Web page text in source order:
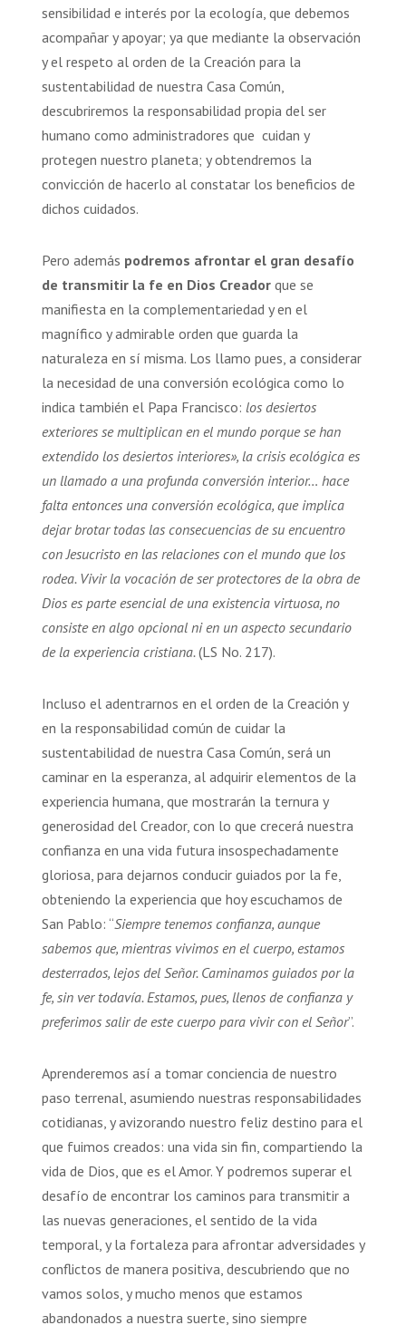
sensibilidad e interés por la ecología, que debemos
acompañar y apoyar; ya que mediante la observación
y el respeto al orden de la Creación para la
sustentabilidad de nuestra Casa Común,
descubriremos la responsabilidad propia del ser
humano como administradores que cuidan y
protegen nuestro planeta; y obtendremos la
convicción de hacerlo al constatar los beneficios de
dichos cuidados.
Pero además podremos afrontar el gran desafío
de transmitir la fe en Dios Creador que se
manifiesta en la complementariedad y en el
magnífico y admirable orden que guarda la
naturaleza en sí misma. Los llamo pues, a considerar
la necesidad de una conversión ecológica como lo
indica también el Papa Francisco: los desiertos
exteriores se multiplican en el mundo porque se han
extendido los desiertos interiores», la crisis ecológica es
un llamado a una profunda conversión interior… hace
falta entonces una conversión ecológica, que implica
dejar brotar todas las consecuencias de su encuentro
con Jesucristo en las relaciones con el mundo que los
rodea. Vivir la vocación de ser protectores de la obra de
Dios es parte esencial de una existencia virtuosa, no
consiste en algo opcional ni en un aspecto secundario
de la experiencia cristiana.(LS No. 217).
Incluso el adentrarnos en el orden de la Creación y
en la responsabilidad común de cuidar la
sustentabilidad de nuestra Casa Común, será un
caminar en la esperanza, al adquirir elementos de la
experiencia humana, que mostrarán la ternura y
generosidad del Creador, con lo que crecerá nuestra
confianza en una vida futura insospechadamente
gloriosa, para dejarnos conducir guiados por la fe,
obteniendo la experiencia que hoy escuchamos de
San Pablo: “Siempre tenemos confianza, aunque
sabemos que, mientras vivimos en el cuerpo, estamos
desterrados, lejos del Señor. Caminamos guiados por la
fe, sin ver todavía. Estamos, pues, llenos de confianza y
preferimos salir de este cuerpo para vivir con el Señor”.
Aprenderemos así a tomar conciencia de nuestro
paso terrenal, asumiendo nuestras responsabilidades
cotidianas, y avizorando nuestro feliz destino para el
que fuimos creados: una vida sin fin, compartiendo la
vida de Dios, que es el Amor. Y podremos superar el
desafío de encontrar los caminos para transmitir a
las nuevas generaciones, el sentido de la vida
temporal, y la fortaleza para afrontar adversidades y
conflictos de manera positiva, descubriendo que no
vamos solos, y mucho menos que estamos
abandonados a nuestra suerte, sino siempre